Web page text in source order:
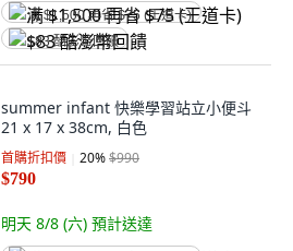
满 $1,500 再省 $75 (王道卡)
$83 酷澎幣回饋
summer infant 快樂學習站立小便斗
21 x 17 x 38cm, 白色
首購折扣價 20%$990
$790
明天 8/8 (六) 預計送達